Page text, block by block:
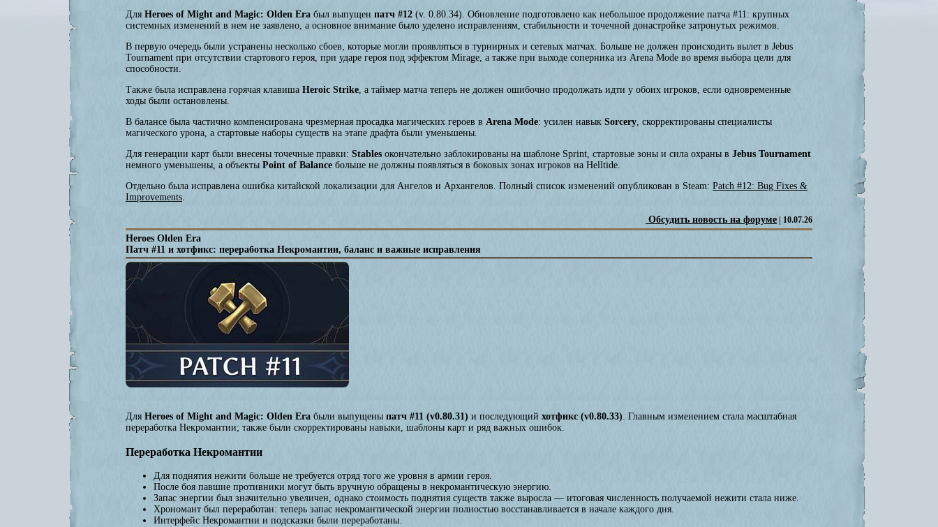
Для Heroes of Might and Magic: Olden Era был выпущен патч #12 (v. 0.80.34). Обновление подготовлено как небольшое продолжение патча #11: крупных
системных изменений в нем не заявлено, а основное внимание было уделено исправлениям, стабильности и точечной донастройке затронутых режимов.
В первую очередь были устранены несколько сбоев, которые могли проявляться в турнирных и сетевых матчах. Больше не должен происходить вылет в Jebus
Tournament при отсутствии стартового героя, при ударе героя под эффектом Mirage, а также при выходе соперника из Arena Mode во время выбора цели для
способности.
Также была исправлена горячая клавиша Heroic Strike, а таймер матча теперь не должен ошибочно продолжать идти у обоих игроков, если одновременные
ходы были остановлены.
В балансе была частично компенсирована чрезмерная просадка магических героев в Arena Mode: усилен навык Sorcery, скорректированы специалисты
магического урона, а стартовые наборы существ на этапе драфта были уменьшены.
Для генерации карт были внесены точечные правки: Stables окончательно заблокированы на шаблоне Sprint, стартовые зоны и сила охраны в Jebus Tournament
немного уменьшены, а объекты Point of Balance больше не должны появляться в боковых зонах игроков на Helltide.
Отдельно была исправлена ошибка китайской локализации для Ангелов и Архангелов. Полный список изменений опубликован в Steam: Patch #12: Bug Fixes &
Improvements.
Обсудить новость на форуме | 10.07.26
Heroes Olden Era
Патч #11 и хотфикс: переработка Некромантии, баланс и важные исправления
Для Heroes of Might and Magic: Olden Era были выпущены патч #11 (v0.80.31) и последующий хотфикс (v0.80.33). Главным изменением стала масштабная
переработка Некромантии; также были скорректированы навыки, шаблоны карт и ряд важных ошибок.
Переработка Некромантии
Для поднятия нежити больше не требуется отряд того же уровня в армии героя.
После боя павшие противники могут быть вручную обращены в некромантическую энергию.
Запас энергии был значительно увеличен, однако стоимость поднятия существ также выросла — итоговая численность получаемой нежити стала ниже.
Хрономант был переработан: теперь запас некромантической энергии полностью восстанавливается в начале каждого дня.
Интерфейс Некромантии и подсказки были переработаны.